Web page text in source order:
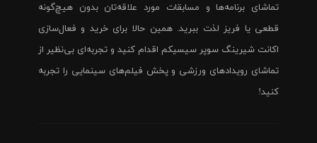
تماشای برنامه‌ها و مسابقات مورد علاقه‌تان بدون هیچ‌گونه
قطعی یا فریز لذت ببرید. همین حالا برای خرید و فعال‌سازی
اکانت شیرینگ سوپر سیسیکم اقدام کنید و تجربه‌ای بی‌نظیر از
تماشای رویدادهای ورزشی و پخش فیلم‌های سینمایی را تجربه
کنید!